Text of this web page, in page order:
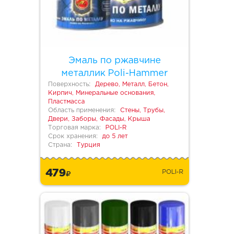
Эмаль по ржавчине
металлик Poli-Hammer
Поверхность:
Дерево, Металл, Бетон,
Кирпич, Минеральные основания,
Пластмасса
Область применения:
Стены, Трубы,
Двери, Заборы, Фасады, Крыша
Торговая марка:
POLI-R
Срок хранения:
до 5 лет
Страна:
Турция
479 POLI-R